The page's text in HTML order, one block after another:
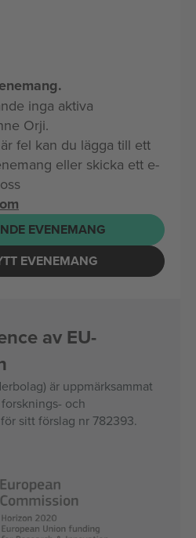
inga aktiva
Orji.
fel kan du lägga till ett
eller skicka ett e-
EVENEMANG
EVENEMANG
av EU-
är uppmärksammat
och
sitt förslag nr 782393.